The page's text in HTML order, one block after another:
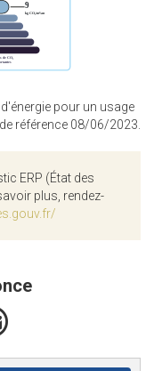
pour un usage
référence 08/06/2023.
ERP (État des
plus, rendez-